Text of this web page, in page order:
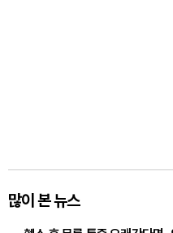
많이 본 뉴스